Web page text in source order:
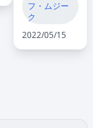
フ・ムジー
ク
2022/05/15